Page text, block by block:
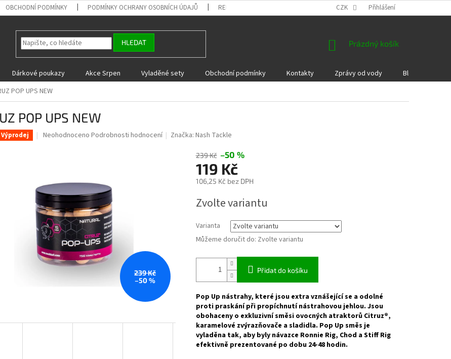
OBCHODNÍ PODMÍNKY PODMÍNKY OCHRANY OSOBNÍCH ÚDAJŮ REKLAMACE A VRÁCENÍ ZBOŽÍ DÁRKOVÉ POUKAZY
CZK Přihlášení
HLEDAT
NÁKUPNÍ
Prázdný košík
Dárkové poukazy Akce Srpen Vyladěné sety Obchodní podmínky Kontakty Zprávy od vody Blog
POP UPS NEW
POP UPS NEW
Výprodej
Průměrné
z
5
hvězdiček.
Neohodnoceno Podrobnosti hodnocení Značka:Nash Tackle
239 Kč
–50 %
239 Kč –50 %
119 Kč
106,25 Kč bez DPH
cena:
Zvolte variantu
Varianta
Můžeme doručit do: Zvolte variantu
Přidat do košíku
Pop Up nástrahy, které jsou extra vznášející se a odolné
proti praskání při propíchnutí nástrahovou jehlou. Jsou
obohaceny o exkluzivní směsi ovocných atraktorů Citruz®,
karamelové zvýrazňovače a sladidla. Pop Up směs je
vyladěna tak, aby byly návazce Ronnie Rig, Chod a Stiff Rig
efektivně prezentované po dobu 24-48 hodin.